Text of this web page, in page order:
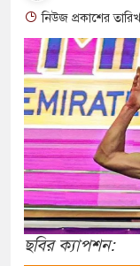
নিউজ প্রকাশের
ছবির ক্যাপশন: